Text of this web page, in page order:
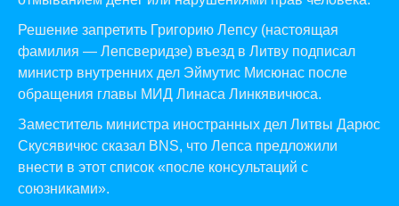
Решение запретить Григорию Лепсу (настоящая
фамилия — Лепсверидзе) въезд в Литву подписал
министр внутренних дел Эймутис Мисюнас после
обращения главы МИД Линаса Линкявичюса.
Заместитель министра иностранных дел Литвы Дарюс
Скусявичюс сказал BNS, что Лепса предложили
внести в этот список «после консультаций с
союзниками».